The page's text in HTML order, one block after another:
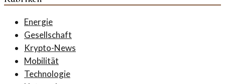
Energie
Gesellschaft
Krypto-News
Mobilität
Technologie